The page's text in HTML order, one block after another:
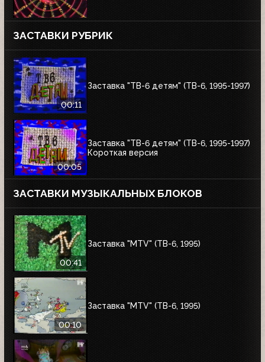
ЗАСТАВКИ РУБРИК
00:11
Заставка "ТВ-6 детям" (ТВ-6, 1995-1997)
00:05
Заставка "ТВ-6 детям" (ТВ-6, 1995-1997)
Короткая версия
ЗАСТАВКИ МУЗЫКАЛЬНЫХ БЛОКОВ
00:41
Заставка "MTV" (ТВ-6, 1995)
00:10
Заставка "MTV" (ТВ-6, 1995)